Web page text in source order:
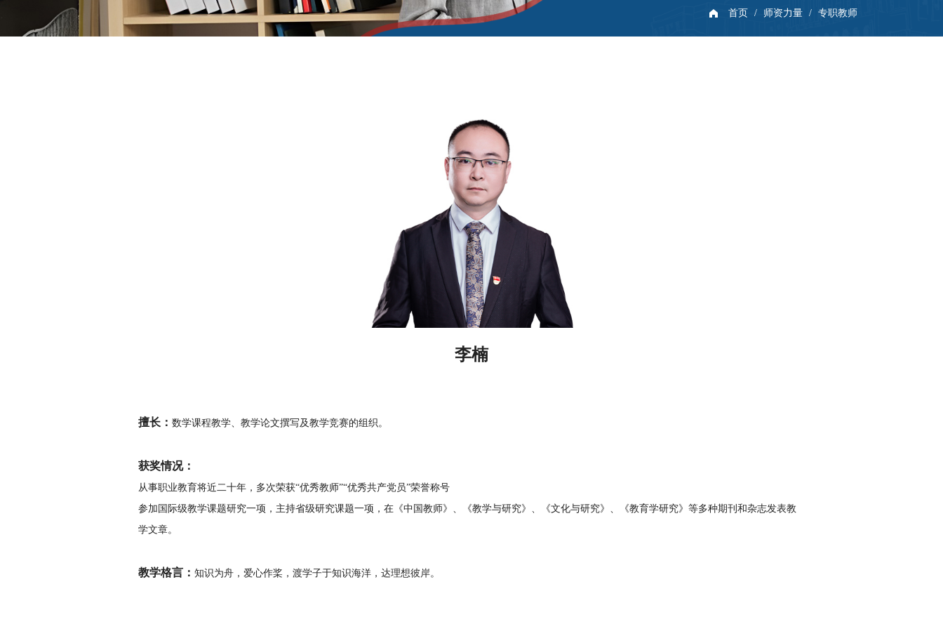
首页 / 师资力量 / 专职教师
李楠
擅长： 数学课程教学、教学论文撰写及教学竞赛的组织。
获奖情况：
从事职业教育将近二十年，多次荣获“优秀教师”“优秀共产党员”荣誉称号
参加国际级教学课题研究一项， 主持省级研究课题一项，在《中国教师》、《教学与研究》、《文化与研究》、《教育学研究》等多种期刊和杂志发表教
学文章。
教学格言： 知识为舟，爱心作桨，渡学子于知识海洋，达理想彼岸。